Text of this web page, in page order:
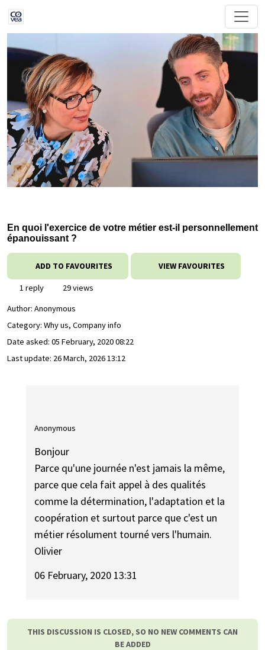
En quoi l'exercice de votre métier est‐il personnellement
épanouissant ?
ADD TO FAVOURITES VIEW FAVOURITES
1 reply
29 views
Author: Anonymous
Category: Why us, Company info
Date asked: 05 February, 2020 08:22
Last update: 26 March, 2026 13:12
Anonymous
Bonjour
Parce qu'une journée n'est jamais la même,
parce que cela fait appel à des qualités
comme la détermination, l'adaptation et la
coopération et surtout parce que c'est un
métier résolument tourné vers l'humain.
Olivier
06 February, 2020 13:31
THIS DISCUSSION IS CLOSED, SO NO NEW COMMENTS CAN
BE ADDED